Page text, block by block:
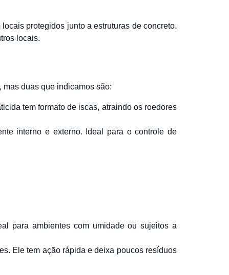
protegidos junto a estruturas de concreto.
locais.
duas que indicamos são:
tem formato de iscas, atraindo os roedores
interno e externo. Ideal para o controle de
para ambientes com umidade ou sujeitos a
Ele tem ação rápida e deixa poucos resíduos